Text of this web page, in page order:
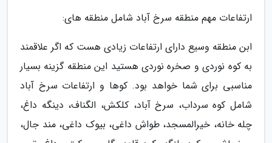
ارتفاعات مهم منطقه سرخ آباد شامل منطقه های:
ابن منطقه وسیع دارای ارتفاعات زیادی هست که اگر علاقمند
به کوه نوردی و صخره نوردی هستید این منطقه گزینه بسیار
مناسبی برای شما خواهد بود. کوها و ارتفاعات سرخ آباد
شامل کوه سرداب، سرخ آباد، کلکش، الگناف، دینگه داغ،
چله خانه، خیرالمسجد، طواش داغی، بیوک داغی، مند جال،